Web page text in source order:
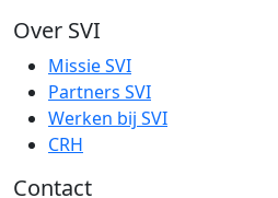
Over SVI
Missie SVI
Partners SVI
Werken bij SVI
CRH
Contact